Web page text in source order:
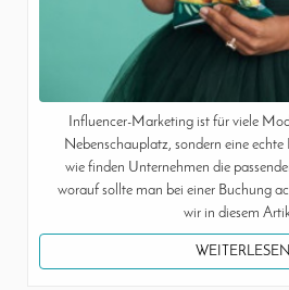
Influencer-Marketing ist für viele
Nebenschauplatz, sondern eine
wie finden Unternehmen die
worauf sollte man bei einer Buchung
wir in diesem
WEITERLESEN